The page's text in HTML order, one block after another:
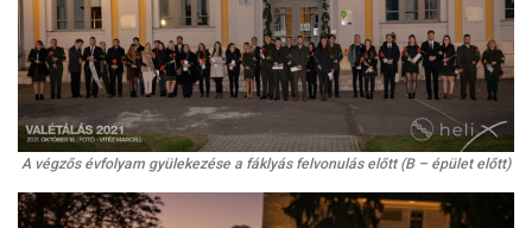
A végzős évfolyam gyülekezése a fáklyás felvonulás előtt (B – épület előtt)